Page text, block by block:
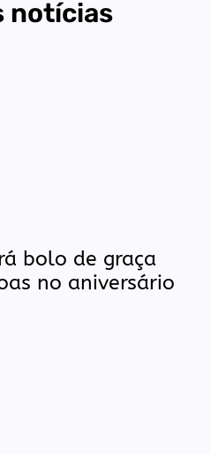
notícias
bolo de graça
no aniversário